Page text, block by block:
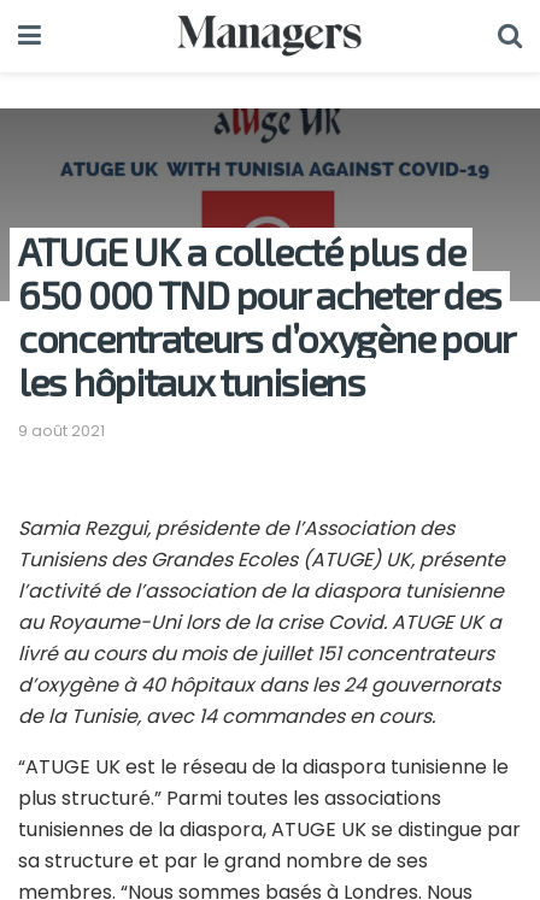
ATUGE UK a collecté plus de
650 000 TND pour acheter des
concentrateurs d’oxygène pour
les hôpitaux tunisiens
9 août 2021
Samia Rezgui, présidente de l’Association des
Tunisiens des Grandes Ecoles (ATUGE) UK, présente
l’activité de l’association de la diaspora tunisienne
au Royaume-Uni lors de la crise Covid. ATUGE UK a
livré au cours du mois de juillet 151 concentrateurs
d’oxygène à 40 hôpitaux dans les 24 gouvernorats
de la Tunisie, avec 14 commandes en cours.
“ATUGE UK est le réseau de la diaspora tunisienne le
plus structuré.” Parmi toutes les associations
tunisiennes de la diaspora, ATUGE UK se distingue par
sa structure et par le grand nombre de ses
membres. “Nous sommes basés à Londres. Nous